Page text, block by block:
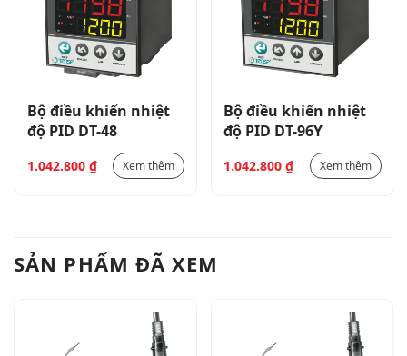
Bộ điều khiển nhiệt
độ PID DT-48
1.042.800 ₫ Xem thêm
Bộ điều khiển nhiệt
độ PID DT-96Y
1.042.800 ₫ Xem thêm
SẢN PHẨM ĐÃ XEM